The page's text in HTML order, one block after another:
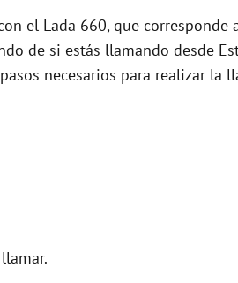
el Lada 660, que corresponde
de si estás llamando desde
necesarios para realizar la